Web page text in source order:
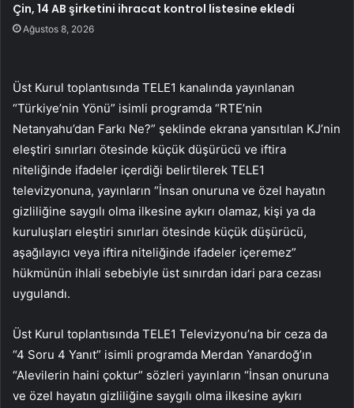
Çin, 14 AB şirketini ihracat kontrol listesine ekledi
Ağustos 8, 2026
Üst Kurul toplantısında TELE1 kanalında yayınlanan
“Türkiye’nin Yönü” isimli programda “RTE’nin
Netanyahu’dan Farkı Ne?” şeklinde ekrana yansıtılan KJ’nin
eleştiri sınırları ötesinde küçük düşürücü ve iftira
niteliğinde ifadeler içerdiği belirtilerek TELE1
televizyonuna, yayınların “İnsan onuruna ve özel hayatın
gizliliğine saygılı olma ilkesine aykırı olamaz, kişi ya da
kuruluşları eleştiri sınırları ötesinde küçük düşürücü,
aşağılayıcı veya iftira niteliğinde ifadeler içeremez”
hükmünün ihlali sebebiyle üst sınırdan idari para cezası
uygulandı.
Üst Kurul toplantısında TELE1 Televizyonu’na bir ceza da
“4 Soru 4 Yanıt” isimli programda Merdan Yanardoğ’ın
“Alevilerin haini çoktur” sözleri yayınların “İnsan onuruna
ve özel hayatın gizliliğine saygılı olma ilkesine aykırı